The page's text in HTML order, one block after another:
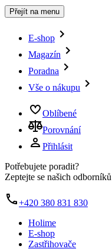
Přejít na menu
E-shop
Magazín
Poradna
Vše o nákupu
Oblíbené
Porovnání
Přihlásit
Potřebujete poradit?
Zeptejte se našich odborníků
+420 380 831 830
Holime
E-shop
Zastřihovače